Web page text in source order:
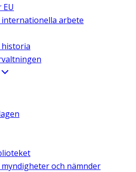
internationella arbete
historia
myndigheter och nämnder